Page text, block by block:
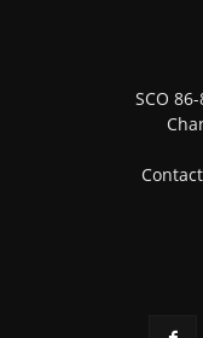
SCO